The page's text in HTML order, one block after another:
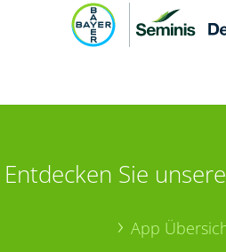
Entdecken Sie
App